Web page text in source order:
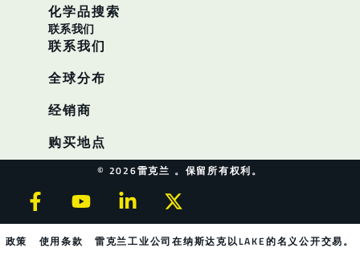
化学品搜索
联系我们
联系我们
全球分布
经销商
购买地点
© 2026雷克兰 。保留所有权利。
政策 使用条款 雷克兰工业公司在纳斯达克以LAKE的名义公开交易。